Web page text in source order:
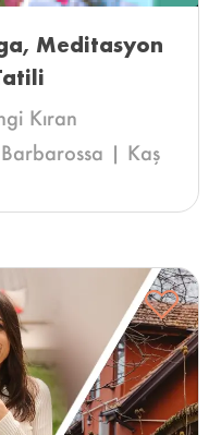
Meditasyon
Kıran
| Kaş